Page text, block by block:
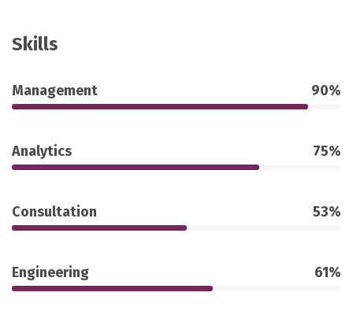
Skills
Management 90%
Analytics 75%
Consultation 53%
Engineering 61%